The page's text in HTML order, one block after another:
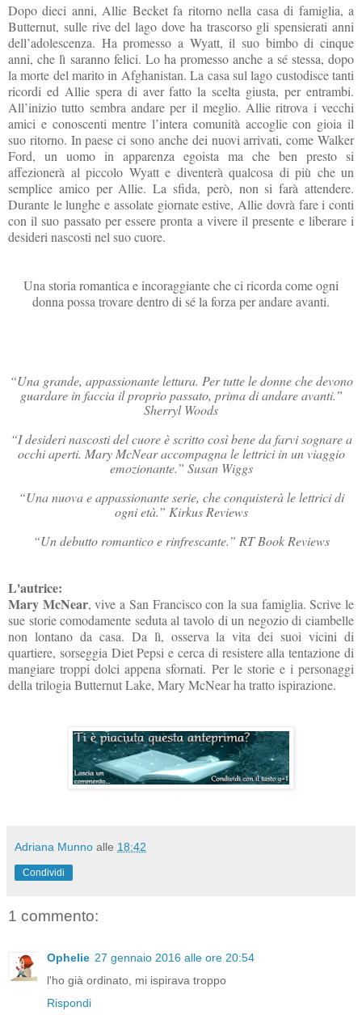
Dopo dieci anni, Allie Becket fa ritorno nella casa di famiglia, a
Butternut, sulle rive del lago dove ha trascorso gli spensierati anni
dell’adolescenza. Ha promesso a Wyatt, il suo bimbo di cinque
anni, che lì saranno felici. Lo ha promesso anche a sé stessa, dopo
la morte del marito in Afghanistan. La casa sul lago custodisce tanti
ricordi ed Allie spera di aver fatto la scelta giusta, per entrambi.
All’inizio tutto sembra andare per il meglio. Allie ritrova i vecchi
amici e conoscenti mentre l’intera comunità accoglie con gioia il
suo ritorno. In paese ci sono anche dei nuovi arrivati, come Walker
Ford, un uomo in apparenza egoista ma che ben presto si
affezionerà al piccolo Wyatt e diventerà qualcosa di più che un
semplice amico per Allie. La sfida, però, non si farà attendere.
Durante le lunghe e assolate giornate estive, Allie dovrà fare i conti
con il suo passato per essere pronta a vivere il presente e liberare i
desideri nascosti nel suo cuore.
Una storia romantica e incoraggiante che ci ricorda come ogni
donna possa trovare dentro di sé la forza per andare avanti.
“Una grande, appassionante lettura. Per tutte le donne che devono
guardare in faccia il proprio passato, prima di andare avanti.”
Sherryl Woods
“I desideri nascosti del cuore è scritto così bene da farvi sognare a
occhi aperti. Mary McNear accompagna le lettrici in un viaggio
emozionante.” Susan Wiggs
“Una nuova e appassionante serie, che conquisterà le lettrici di
ogni età.” Kirkus Reviews
“Un debutto romantico e rinfrescante.” RT Book Reviews
L'autrice:
Mary McNear, vive a San Francisco con la sua famiglia. Scrive le
sue storie comodamente seduta al tavolo di un negozio di ciambelle
non lontano da casa. Da lì, osserva la vita dei suoi vicini di
quartiere, sorseggia Diet Pepsi e cerca di resistere alla tentazione di
mangiare troppi dolci appena sfornati. Per le storie e i personaggi
della trilogia Butternut Lake, Mary McNear ha tratto ispirazione.
Adriana Munno alle 18:42
Condividi
1 commento:
Ophelie 27 gennaio 2016 alle ore 20:54
l'ho già ordinato, mi ispirava troppo
Rispondi